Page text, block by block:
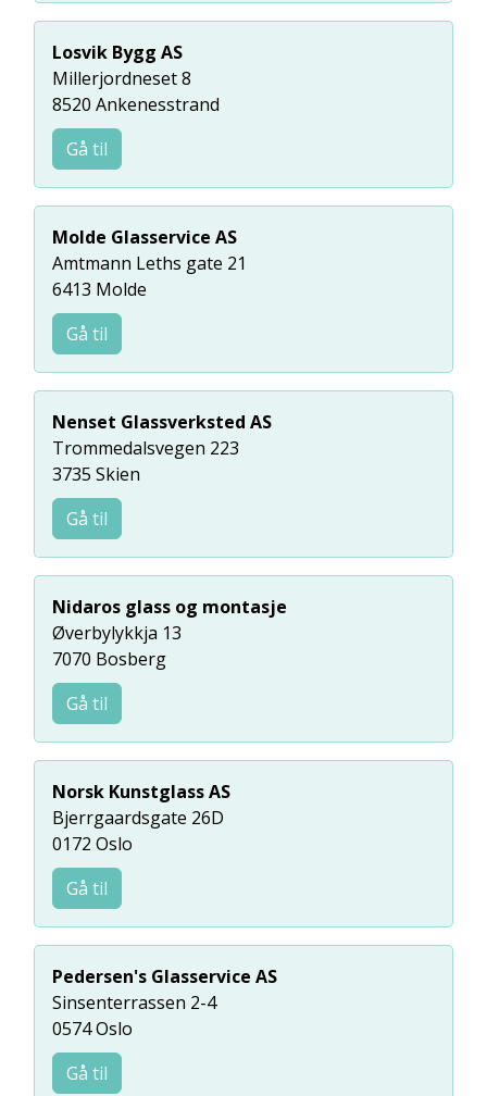
Losvik Bygg AS
Millerjordneset 8
8520 Ankenesstrand
Gå til
Molde Glasservice AS
Amtmann Leths gate 21
6413 Molde
Gå til
Nenset Glassverksted AS
Trommedalsvegen 223
3735 Skien
Gå til
Nidaros glass og montasje
Øverbylykkja 13
7070 Bosberg
Gå til
Norsk Kunstglass AS
Bjerrgaardsgate 26D
0172 Oslo
Gå til
Pedersen's Glasservice AS
Sinsenterrassen 2-4
0574 Oslo
Gå til